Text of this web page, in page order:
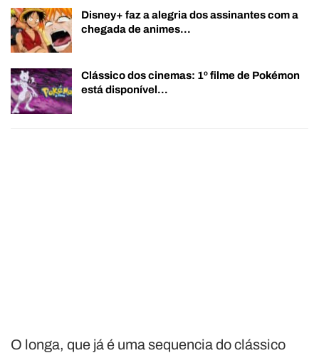
Disney+ faz a alegria dos assinantes com a
chegada de animes…
Clássico dos cinemas: 1º filme de Pokémon
está disponível…
O longa, que já é uma sequencia do clássico